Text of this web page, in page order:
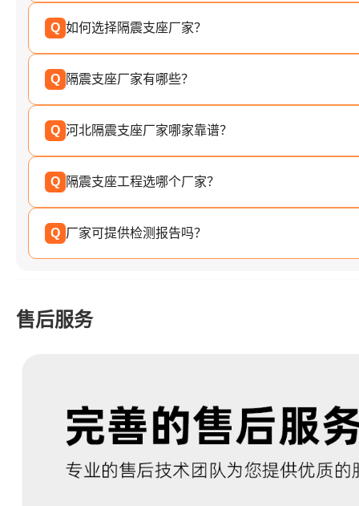
Q 如何选择隔震支座厂家？
Q 隔震支座厂家有哪些？
Q 河北隔震支座厂家哪家靠谱？
Q 隔震支座工程选哪个厂家？
Q 厂家可提供检测报告吗？
售后服务